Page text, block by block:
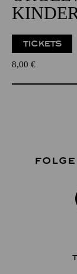
KINDER
TICKETS
8,00 €